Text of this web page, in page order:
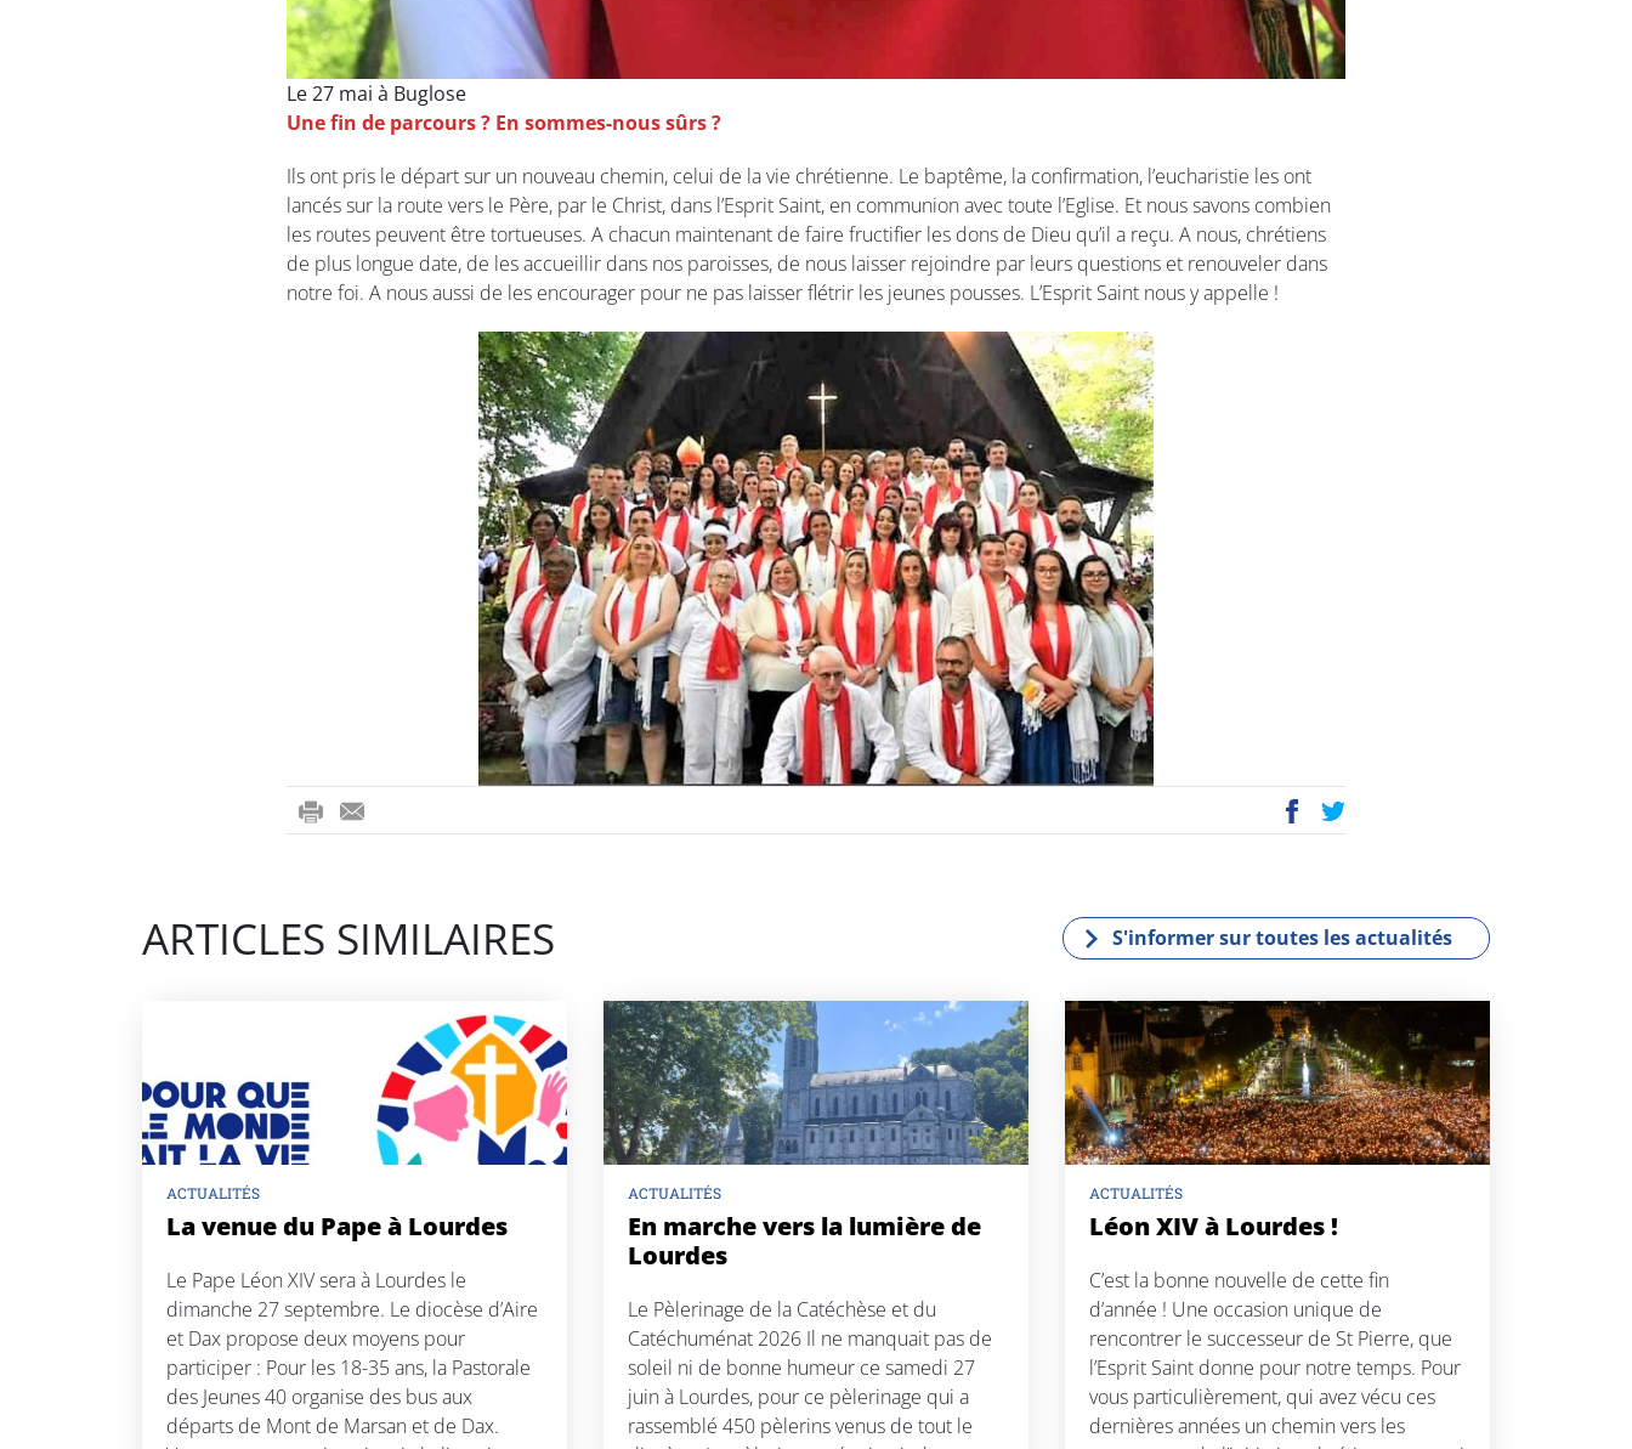
Le 27 mai à Buglose
Une fin de parcours ? En sommes-nous sûrs ?
Ils ont pris le départ sur un nouveau chemin, celui de la vie chrétienne. Le baptême, la confirmation, l’eucharistie les ont
lancés sur la route vers le Père, par le Christ, dans l’Esprit Saint, en communion avec toute l’Eglise. Et nous savons combien
les routes peuvent être tortueuses. A chacun maintenant de faire fructifier les dons de Dieu qu’il a reçu. A nous, chrétiens
de plus longue date, de les accueillir dans nos paroisses, de nous laisser rejoindre par leurs questions et renouveler dans
notre foi. A nous aussi de les encourager pour ne pas laisser flétrir les jeunes pousses. L’Esprit Saint nous y appelle !
ri
-
ac
k
wi
ARTICLES SIMILAIRES S'informer sur toutes les actualités
ACTUALITÉS
La venue du Pape à Lourdes
Le Pape Léon XIV sera à Lourdes le
dimanche 27 septembre. Le diocèse d’Aire
et Dax propose deux moyens pour
participer : Pour les 18-35 ans, la Pastorale
des Jeunes 40 organise des bus aux
départs de Mont de Marsan et de Dax.
ACTUALITÉS
En marche vers la lumière de
Lourdes
Le Pèlerinage de la Catéchèse et du
Catéchuménat 2026 Il ne manquait pas de
soleil ni de bonne humeur ce samedi 27
juin à Lourdes, pour ce pèlerinage qui a
rassemblé 450 pèlerins venus de tout le
ACTUALITÉS
Léon XIV à Lourdes !
C’est la bonne nouvelle de cette fin
d’année ! Une occasion unique de
rencontrer le successeur de St Pierre, que
l’Esprit Saint donne pour notre temps. Pour
vous particulièrement, qui avez vécu ces
dernières années un chemin vers les